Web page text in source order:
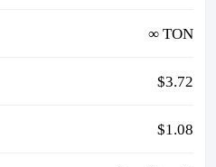
∞ TON
$3.72
$1.08